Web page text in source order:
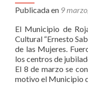
Publicada en 9
El Municipio de
Cultural “Ernesto
de las Mujeres.
los centros de
El 8 de marzo se
motivo el Municipio